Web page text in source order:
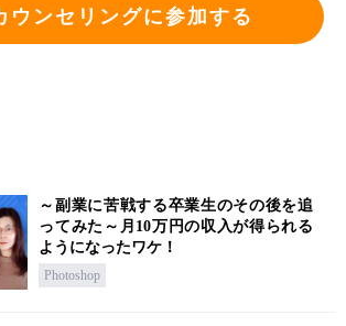
ウンセリングに参加する
～副業に苦戦する卒業生のその後を追
ってみた～月10万円の収入が得られる
ようになったワケ！
Photoshop